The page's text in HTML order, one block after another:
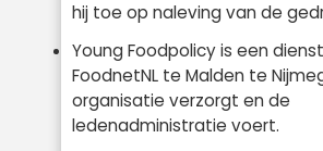
hij toe op naleving van de
Young Foodpolicy is een
FoodnetNL te Malden te
organisatie verzorgt en de
ledenadministratie voert.